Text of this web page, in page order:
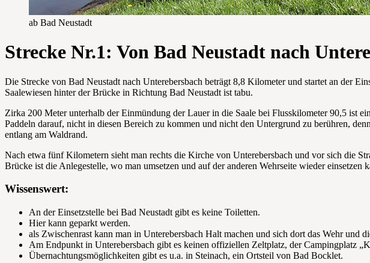
ab Bad Neustadt
Strecke Nr.1: Von Bad Neustadt nach
Die Strecke von Bad Neustadt nach Unterebersbach beträgt 8,8 Kilometer und startet an der
Saalewiesen hinter der Brücke in Richtung Bad Neustadt ist tabu.
Zirka 200 Meter unterhalb der Einmündung der Lauer in die Saale bei Flusskilometer 90,5 ist
Paddeln darauf, nicht in diesen Bereich zu kommen und nicht den Untergrund zu berühren,
entlang am Waldrand.
Nach etwa fünf Kilometern sieht man rechts die Kirche von Unterebersbach und vor sich die
Brücke ist die Anlegestelle, wo man umsetzen und auf der anderen Wehrseite wieder einsetzen
Wissenswert:
An der Einsetzstelle bei Bad Neustadt gibt es keine Toiletten.
Hier kann geparkt werden.
als Zwischenrast kann man in Unterebersbach Halt machen und sich dort das Wehr und
Am Endpunkt in Unterebersbach gibt es keinen offiziellen Zeltplatz, der Campingplatz
Übernachtungsmöglichkeiten gibt es u.a. in Steinach, ein Ortsteil von Bad Bocklet.